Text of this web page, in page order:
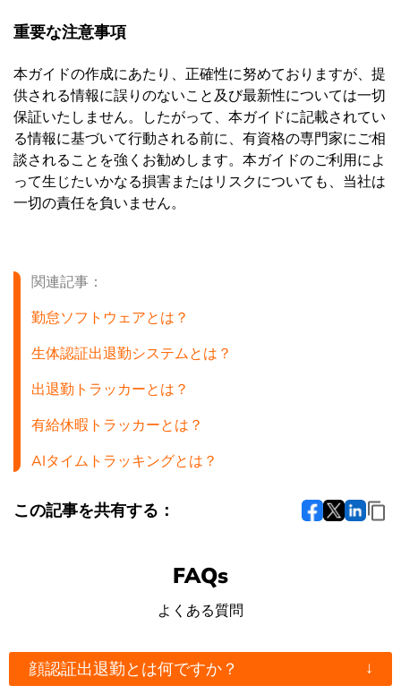
重要な注意事項
本ガイドの作成にあたり、正確性に努めておりますが、提
供される情報に誤りのないこと及び最新性については一切
保証いたしません。したがって、本ガイドに記載されてい
る情報に基づいて行動される前に、有資格の専門家にご相
談されることを強くお勧めします。本ガイドのご利用によ
って生じたいかなる損害またはリスクについても、当社は
一切の責任を負いません。
関連記事：
勤怠ソフトウェアとは？
生体認証出退勤システムとは？
出退勤トラッカーとは？
有給休暇トラッカーとは？
AIタイムトラッキングとは？
この記事を共有する：
FAQs
よくある質問
顔認証出退勤とは何ですか？ ↓